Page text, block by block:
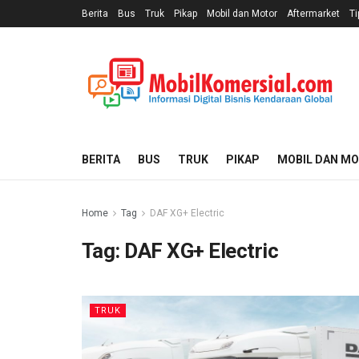
Berita Bus Truk Pikap Mobil dan Motor Aftermarket
BERITA BUS TRUK PIKAP MOBIL DAN
Home Tag DAF XG+ Electric
Tag: DAF XG+ Electric
TRUK